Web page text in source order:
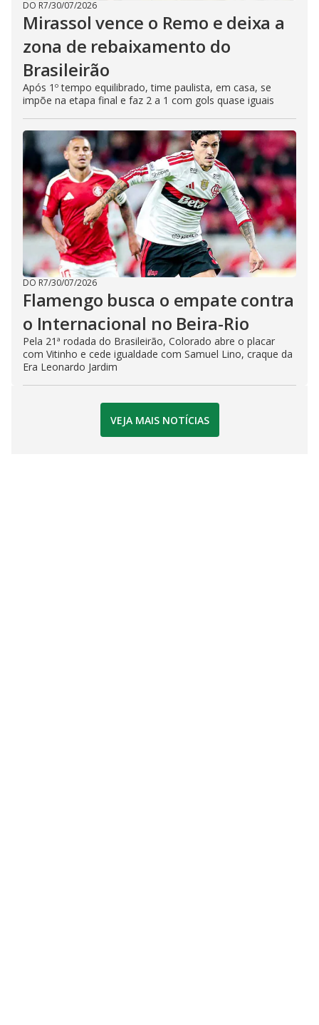
DO R7/30/07/2026
Mirassol vence o Remo e deixa a
zona de rebaixamento do
Brasileirão
Após 1º tempo equilibrado, time paulista, em casa, se
impõe na etapa final e faz 2 a 1 com gols quase iguais
DO R7/30/07/2026
Flamengo busca o empate contra
o Internacional no Beira-Rio
Pela 21ª rodada do Brasileirão, Colorado abre o placar
com Vitinho e cede igualdade com Samuel Lino, craque da
Era Leonardo Jardim
VEJA MAIS NOTÍCIAS